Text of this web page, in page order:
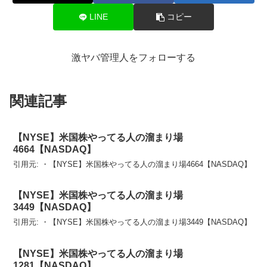
LINE コピー
激ヤバ管理人をフォローする
関連記事
【NYSE】米国株やってる人の溜まり場
4664【NASDAQ】
引用元: ・【NYSE】米国株やってる人の溜まり場4664【NASDAQ】
【NYSE】米国株やってる人の溜まり場
3449【NASDAQ】
引用元: ・【NYSE】米国株やってる人の溜まり場3449【NASDAQ】
【NYSE】米国株やってる人の溜まり場